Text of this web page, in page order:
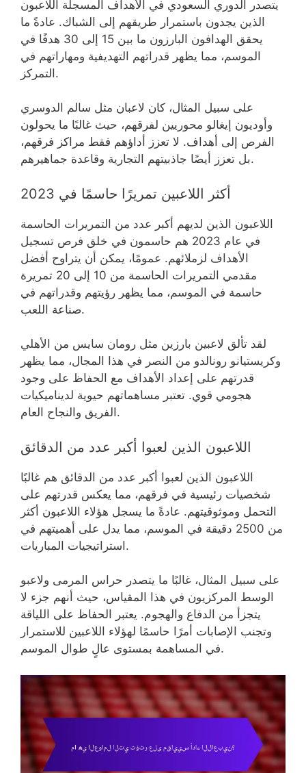
يتصدر الدوري السعودي في الأهداف المسجلة اللاعبون
الذين يجدون باستمرار طريقهم إلى الشباك. عادةً ما
يحقق الهدافون البارزون ما بين 15 إلى 30 هدفًا في
الموسم، مما يظهر قدراتهم التهديفية ومهاراتهم في
التمركز.
على سبيل المثال، كان لاعبان مثل سالم الدوسري
وأوديون إيغالو محوريين لفرقهم، حيث غالبًا ما يحولون
الفرص إلى أهداف. لا تعزز أداؤهم فقط مراكز فرقهم،
بل تعزز أيضًا جاذبيتهم التجارية وقاعدة جماهيرهم.
أكثر اللاعبين تمريرًا حاسمًا في 2023
اللاعبون الذين لديهم أكبر عدد من التمريرات الحاسمة
في عام 2023 هم حاسمون في خلق فرص تسجيل
الأهداف لزملائهم. عمومًا، يمكن أن يتراوح أفضل
مقدمي التمريرات الحاسمة من 10 إلى 20 تمريرة
حاسمة في الموسم، مما يظهر رؤيتهم وقدراتهم في
صناعة اللعب.
لقد تألق لاعبين بارزين مثل رومان سايس من الأهلي
وكريستيانو رونالدو من النصر في هذا المجال، مما يظهر
قدرتهم على إعداد الأهداف مع الحفاظ على وجود
هجومي قوي. تعتبر مساهماتهم حيوية لديناميكيات
الفريق والنجاح العام.
اللاعبون الذين لعبوا أكبر عدد من الدقائق
اللاعبون الذين لعبوا أكبر عدد من الدقائق هم غالبًا
شخصيات رئيسية في فرقهم، مما يعكس قدرتهم على
التحمل وموثوقيتهم. عادةً ما يسجل هؤلاء اللاعبون أكثر
من 2500 دقيقة في الموسم، مما يدل على أهميتهم في
استراتيجيات المباريات.
على سبيل المثال، غالبًا ما يتصدر حراس المرمى ولاعبو
الوسط المركزيون في هذا المقياس، حيث أنهم جزء لا
يتجزأ من الدفاع والهجوم. يعتبر الحفاظ على اللياقة
وتجنب الإصابات أمرًا حاسمًا لهؤلاء اللاعبين للاستمرار
في المساهمة بمستوى عالٍ طوال الموسم.